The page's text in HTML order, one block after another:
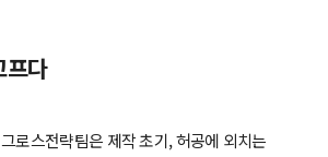
프다
로스전략팀은 제작 초기, 허공에 외치는